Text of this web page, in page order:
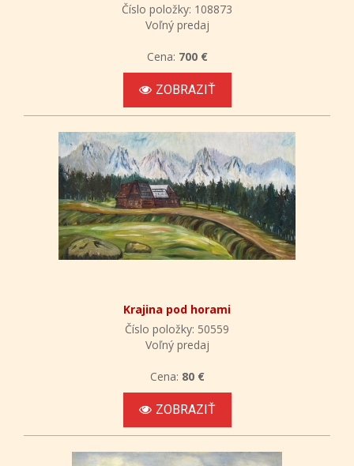
Číslo položky: 108873
Voľný predaj
Cena: 700 €
ZOBRAZIŤ
Krajina pod horami
Číslo položky: 50559
Voľný predaj
Cena: 80 €
ZOBRAZIŤ